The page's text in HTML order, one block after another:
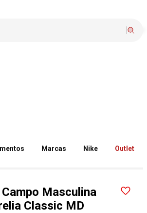
Marcas Nike Outlet
Masculina
Classic MD